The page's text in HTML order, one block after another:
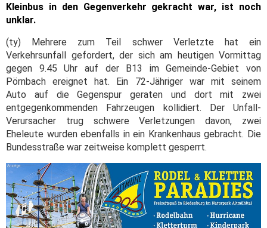
Kleinbus in den Gegenverkehr gekracht war, ist noch
unklar.
(ty) Mehrere zum Teil schwer Verletzte hat ein
Verkehrsunfall gefordert, der sich am heutigen Vormittag
gegen 9.45 Uhr auf der B13 im Gemeinde-Gebiet von
Pörnbach ereignet hat. Ein 72-Jähriger war mit seinem
Auto auf die Gegenspur geraten und dort mit zwei
entgegenkommenden Fahrzeugen kollidiert. Der Unfall-
Verursacher trug schwere Verletzungen davon, zwei
Eheleute wurden ebenfalls in ein Krankenhaus gebracht. Die
Bundesstraße war zeitweise komplett gesperrt.